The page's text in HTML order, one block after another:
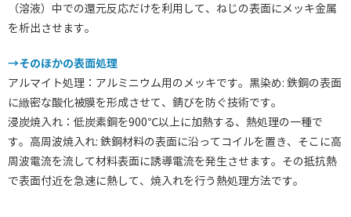
（溶液）中での還元反応だけを利用して、ねじの表面にメッキ金属
を析出させます。
→そのほかの表面処理
アルマイト処理：アルミニウム用のメッキです。黒染め: 鉄鋼の表面
に緻密な酸化被膜を形成させて、錆びを防ぐ技術です。
浸炭焼入れ：低炭素鋼を900℃以上に加熱する、熱処理の一種で
す。高周波焼入れ: 鉄鋼材料の表面に沿ってコイルを置き、そこに高
周波電流を流して材料表面に誘導電流を発生させます。その抵抗熱
で表面付近を急速に熱して、焼入れを行う熱処理方法です。